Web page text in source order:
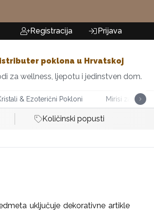
Registracija Prijava
poklona u Hrvatskoj
za wellness, ljepotu i jedinstven dom.
& Ezoterični Pokloni Mirisi za Dom
Količinski popusti
uključuje dekorativne artikle